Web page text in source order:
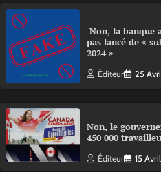
Non, la banque
pas lancé de «
2024 »
Éditeur 25
Non, le
450 000
Éditeur 15